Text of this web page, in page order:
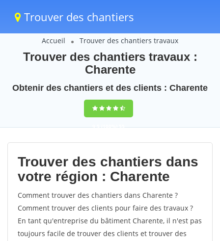
Trouver des chantiers
Accueil Trouver des chantiers travaux
Trouver des chantiers travaux :
Charente
Obtenir des chantiers et des clients : Charente
9,5(100%)55
votes
Trouver des chantiers dans
votre région : Charente
Comment trouver des chantiers dans Charente ?
Comment trouver des clients pour faire des travaux ?
En tant qu'entreprise du bâtiment Charente, il n'est pas
toujours facile de trouver des clients et trouver des